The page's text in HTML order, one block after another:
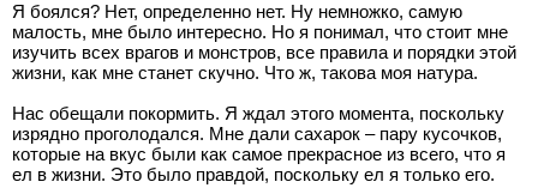
Я боялся? Нет, определенно нет. Ну немножко, самую
малость, мне было интересно. Но я понимал, что стоит мне
изучить всех врагов и монстров, все правила и порядки этой
жизни, как мне станет скучно. Что ж, такова моя натура.
Нас обещали покормить. Я ждал этого момента, поскольку
изрядно проголодался. Мне дали сахарок – пару кусочков,
которые на вкус были как самое прекрасное из всего, что я
ел в жизни. Это было правдой, поскольку ел я только его.